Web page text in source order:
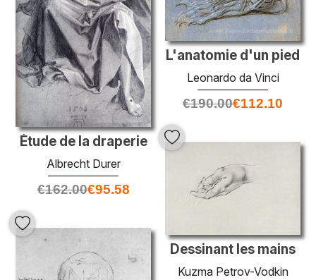
L'anatomie d'un pied
Leonardo da Vinci
€190.00€112.10
Étude de la draperie
Albrecht Durer
€162.00€95.58
Dessinant les mains
Kuzma Petrov-Vodkin